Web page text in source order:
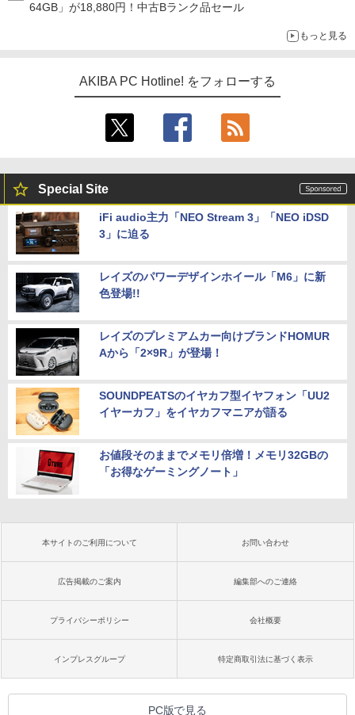
64GB」が18,880円！中古Bランク品セール
もっと見る
AKIBA PC Hotline! をフォローする
Special Site
iFi audio主力「NEO Stream 3」「NEO iDSD
3」に迫る
レイズのパワーデザインホイール「M6」に新
色登場!!
レイズのプレミアムカー向けブランドHOMUR
Aから「2×9R」が登場！
SOUNDPEATSのイヤカフ型イヤフォン「UU2
イヤーカフ」をイヤカフマニアが語る
お値段そのままでメモリ倍増！メモリ32GBの
「お得なゲーミングノート」
本サイトのご利用について お問い合わせ
広告掲載のご案内 編集部へのご連絡
プライバシーポリシー 会社概要
インプレスグループ 特定商取引法に基づく表示
PC版で見る